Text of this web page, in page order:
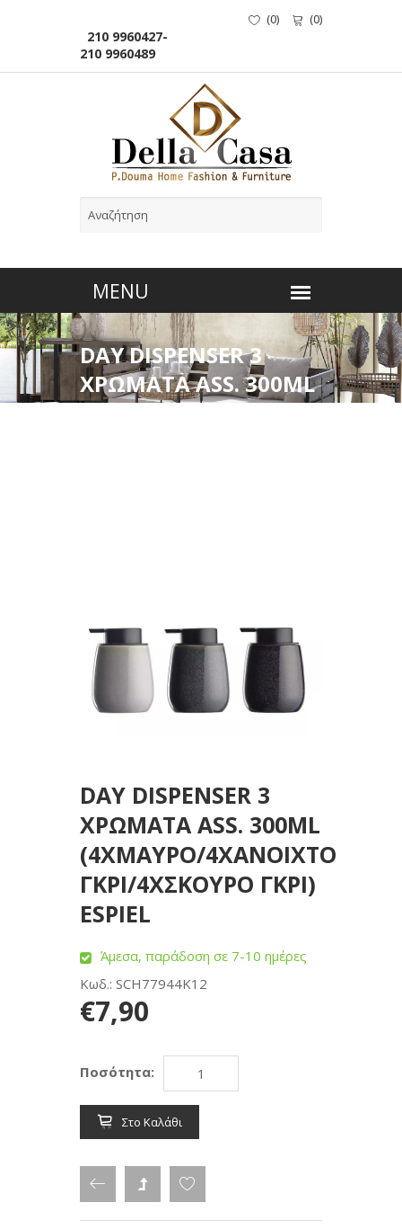
210 9960427-
210 9960489
(0) (0)
DAY DISPENSER 3
ΧΡΩΜΑΤΑ ASS. 300ML
(4ΧΜΑΥΡΟ/4ΧΑΝΟΙΧΤΟ
DAY DISPENSER 3
ΧΡΩΜΑΤΑ ASS. 300ML
(4ΧΜΑΥΡΟ/4ΧΑΝΟΙΧΤΟ
ΓΚΡΙ/4ΧΣΚΟΥΡΟ ΓΚΡΙ)
ESPIEL
Άμεσα, παράδοση σε 7-10 ημέρες
Κωδ.: SCH77944K12
€7,90
Ποσότητα:
Στο Καλάθι